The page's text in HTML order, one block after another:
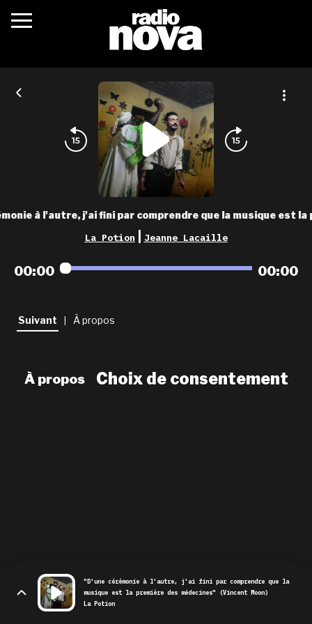
c’était quoi ?
actualités
podcasts
fréquences
nova aime
les grilles
playlists
newsletter
à l'autre, j'ai fini par comprendre que la musique est
La Potion Jeanne Lacaille
00:00 00:00
Suivant À propos
À propos Choix de consentement
"D'une cérémonie à l'autre, j'ai fini par comprendre que la
musique est la première des médecines" (Vincent Moon)
La Potion